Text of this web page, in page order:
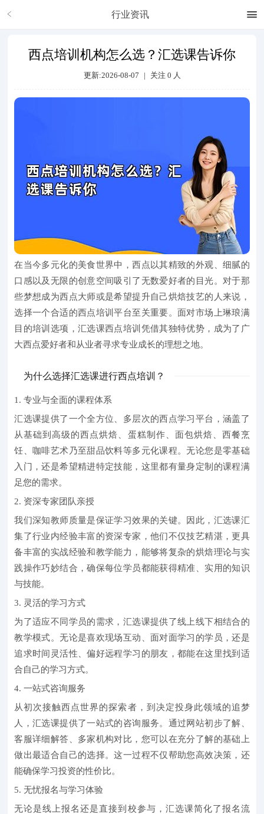
行业资讯
西点培训机构怎么选？汇选课告诉你
更新:2026-08-07 | 关注 0 人
在当今多元化的美食世界中，西点以其精致的外观、细腻的
口感以及无限的创意空间吸引了无数爱好者的目光。对于那
些梦想成为西点大师或是希望提升自己烘焙技艺的人来说，
选择一个合适的西点培训平台至关重要。面对市场上琳琅满
目的培训选项，汇选课西点培训凭借其独特优势，成为了广
大西点爱好者和从业者寻求专业成长的理想之地。
为什么选择汇选课进行西点培训？
1. 专业与全面的课程体系
汇选课提供了一个全方位、多层次的西点学习平台，涵盖了
从基础到高级的西点烘焙、蛋糕制作、面包烘焙、西餐烹
饪、咖啡艺术乃至甜品饮料等多元化课程。无论您是零基础
入门，还是希望精进特定技能，这里都有量身定制的课程满
足您的需求。
2. 资深专家团队亲授
我们深知教师质量是保证学习效果的关键。因此，汇选课汇
集了行业内经验丰富的资深专家，他们不仅技艺精湛，更具
备丰富的实战经验和教学能力，能够将复杂的烘焙理论与实
践操作巧妙结合，确保每位学员都能获得精准、实用的知识
与技能。
3. 灵活的学习方式
为了适应不同学员的需求，汇选课提供了线上线下相结合的
教学模式。无论是喜欢现场互动、面对面学习的学员，还是
追求时间灵活性、偏好远程学习的朋友，都能在这里找到适
合自己的学习方式。
4. 一站式咨询服务
从初次接触西点世界的探索者，到决定投身此领域的追梦
人，汇选课提供了一站式的咨询服务。通过网站初步了解、
客服详细解答、多家机构对比，您可以在充分了解的基础上
做出最适合自己的选择。这一过程不仅帮助您高效决策，还
能确保学习投资的性价比。
5. 无忧报名与学习体验
无论是线上报名还是直接到校参与，汇选课简化了报名流